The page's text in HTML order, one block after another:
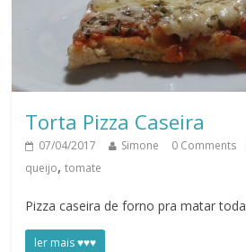
Torta Pizza Caseira
07/04/2017 Simone 0 Comments
queijo,tomate
Pizza caseira de forno pra matar
ler mais ♥♥♥